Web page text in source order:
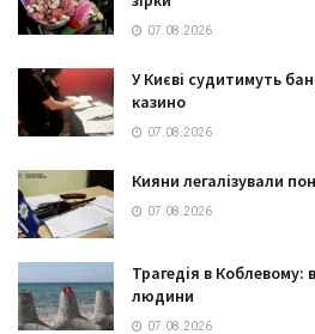
07.08.2026
У Києві судитимуть
казино
07.08.2026
Кияни легалізували
07.08.2026
Трагедія в Коблевому:
людини
07.08.2026